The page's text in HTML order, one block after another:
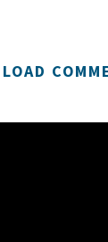
LOAD